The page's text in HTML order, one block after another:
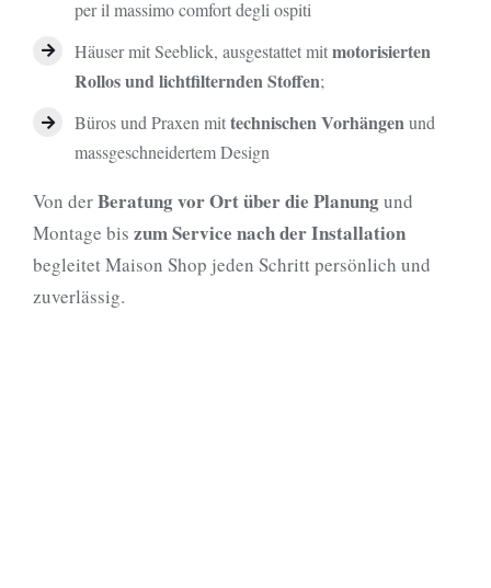
per il massimo comfort degli ospiti
Häuser mit Seeblick, ausgestattet mitmotorisierten
Rollos und lichtfilternden Stoffen;
Büros und Praxen mittechnischen Vorhängenund
massgeschneidertem Design
Von derBeratung vor Ort über die Planungund
Montage bis zum Service nach der Installation
begleitet Maison Shop jeden Schritt persönlich und
zuverlässig.